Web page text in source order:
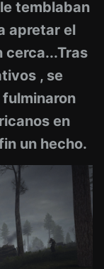
temblaban
apretar el
cerca...Tras
, se
en
un hecho.